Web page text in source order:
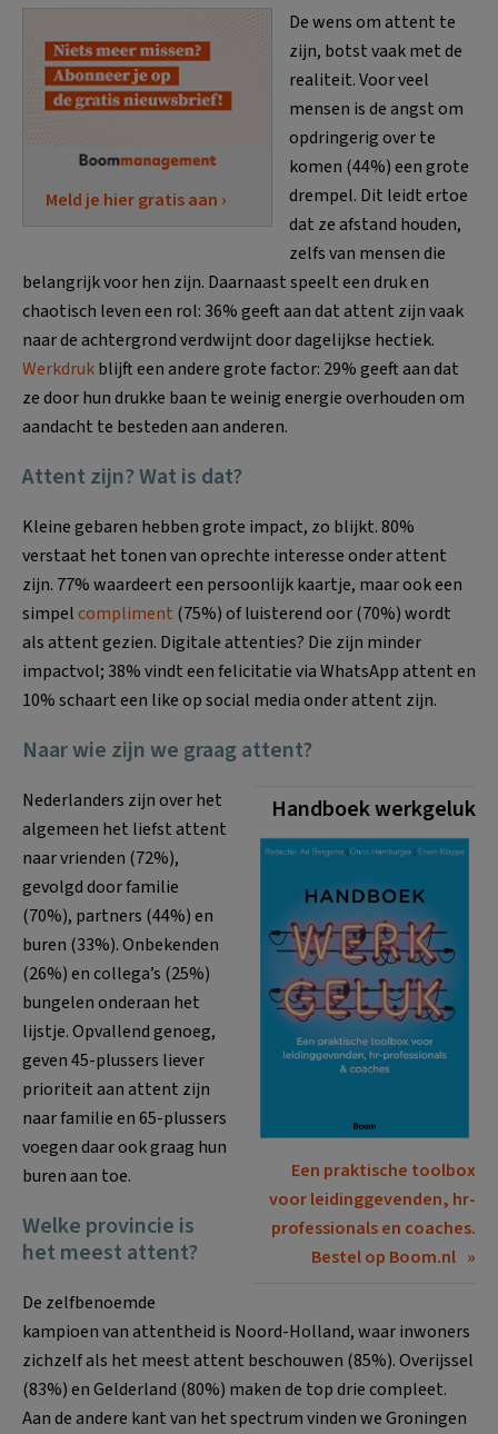
Meld je hier gratis aan ›
De wens om attent te
zijn, botst vaak met de
realiteit. Voor veel
mensen is de angst om
opdringerig over te
komen (44%) een grote
drempel. Dit leidt ertoe
dat ze afstand houden,
zelfs van mensen die
belangrijk voor hen zijn. Daarnaast speelt een druk en
chaotisch leven een rol: 36% geeft aan dat attent zijn vaak
naar de achtergrond verdwijnt door dagelijkse hectiek.
Werkdrukblijft een andere grote factor: 29% geeft aan dat
ze door hun drukke baan te weinig energie overhouden om
aandacht te besteden aan anderen.
Attent zijn? Wat is dat?
Kleine gebaren hebben grote impact, zo blijkt. 80%
verstaat het tonen van oprechte interesse onder attent
zijn. 77% waardeert een persoonlijk kaartje, maar ook een
simpelcompliment (75%) of luisterend oor (70%) wordt
als attent gezien. Digitale attenties? Die zijn minder
impactvol; 38% vindt een felicitatie via WhatsApp attent en
10% schaart een like op social media onder attent zijn.
Naar wie zijn we graag attent?
Handboek werkgeluk
Een praktische toolbox
voor leidinggevenden, hr-
professionals en coaches.
Bestel op Boom.nl
Nederlanders zijn over het
algemeen het liefst attent
naar vrienden (72%),
gevolgd door familie
(70%), partners (44%) en
buren (33%). Onbekenden
(26%) en collega’s (25%)
bungelen onderaan het
lijstje. Opvallend genoeg,
geven 45-plussers liever
prioriteit aan attent zijn
naar familie en 65-plussers
voegen daar ook graag hun
buren aan toe.
Welke provincie is
het meest attent?
De zelfbenoemde
kampioen van attentheid is Noord-Holland, waar inwoners
zichzelf als het meest attent beschouwen (85%). Overijssel
(83%) en Gelderland (80%) maken de top drie compleet.
Aan de andere kant van het spectrum vinden we Groningen